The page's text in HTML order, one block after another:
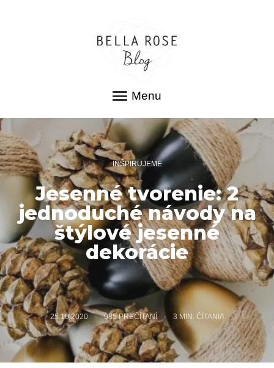
Menu
INŠPIRUJEME
Jesenné tvorenie: 2
jednoduché návody na
štýlové jesenné
dekorácie
25.10.2020 985 PREČÍTANÍ 3 MIN. ČÍTANIA